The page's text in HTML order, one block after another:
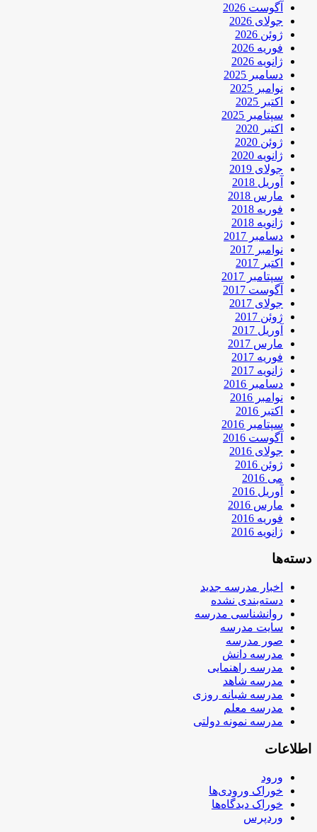
آگوست 2026
جولای 2026
ژوئن 2026
فوریه 2026
ژانویه 2026
دسامبر 2025
نوامبر 2025
اکتبر 2025
سپتامبر 2025
اکتبر 2020
ژوئن 2020
ژانویه 2020
جولای 2019
آوریل 2018
مارس 2018
فوریه 2018
ژانویه 2018
دسامبر 2017
نوامبر 2017
اکتبر 2017
سپتامبر 2017
آگوست 2017
جولای 2017
ژوئن 2017
آوریل 2017
مارس 2017
فوریه 2017
ژانویه 2017
دسامبر 2016
نوامبر 2016
اکتبر 2016
سپتامبر 2016
آگوست 2016
جولای 2016
ژوئن 2016
می 2016
آوریل 2016
مارس 2016
فوریه 2016
ژانویه 2016
دسته‌ها
اخبار مدرسه جدید
دسته‌بندی نشده
روانشناسی مدرسه
سایت مدرسه
صور مدرسه
مدرسه دانش
مدرسه راهنمایی
مدرسه شاهد
مدرسه شبانه روزی
مدرسه معلم
مدرسه نمونه دولتی
اطلاعات
ورود
خوراک ورودی‌ها
خوراک دیدگاه‌ها
وردپرس